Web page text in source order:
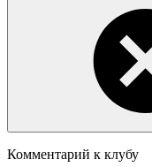
Комментарий к клубу